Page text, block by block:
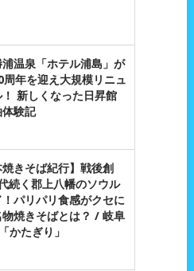
温泉「ホテル浦島」が
周年を迎え大規模リニュ
！ 新しくなった日昇館
験記
焼きそば紀行】戦後創
続く郡上八幡のソウル
！パリパリ食感がクセに
物焼きそばとは？ / 岐阜
かたぎり」